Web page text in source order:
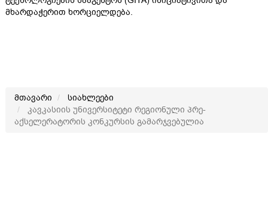
მხარდაჭერით ხორციელდება.
მთავარი
სიახლეები
კავკასიის უნივერსიტეტი რეგიონული პრე-
აქსელერატორის კონკურსის გამარჯვებულია